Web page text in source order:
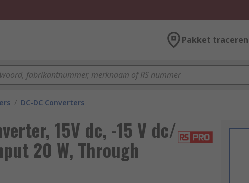
Pakket traceren
/ DC-DC Converters
15V dc, -15 V dc/
20 W, Through